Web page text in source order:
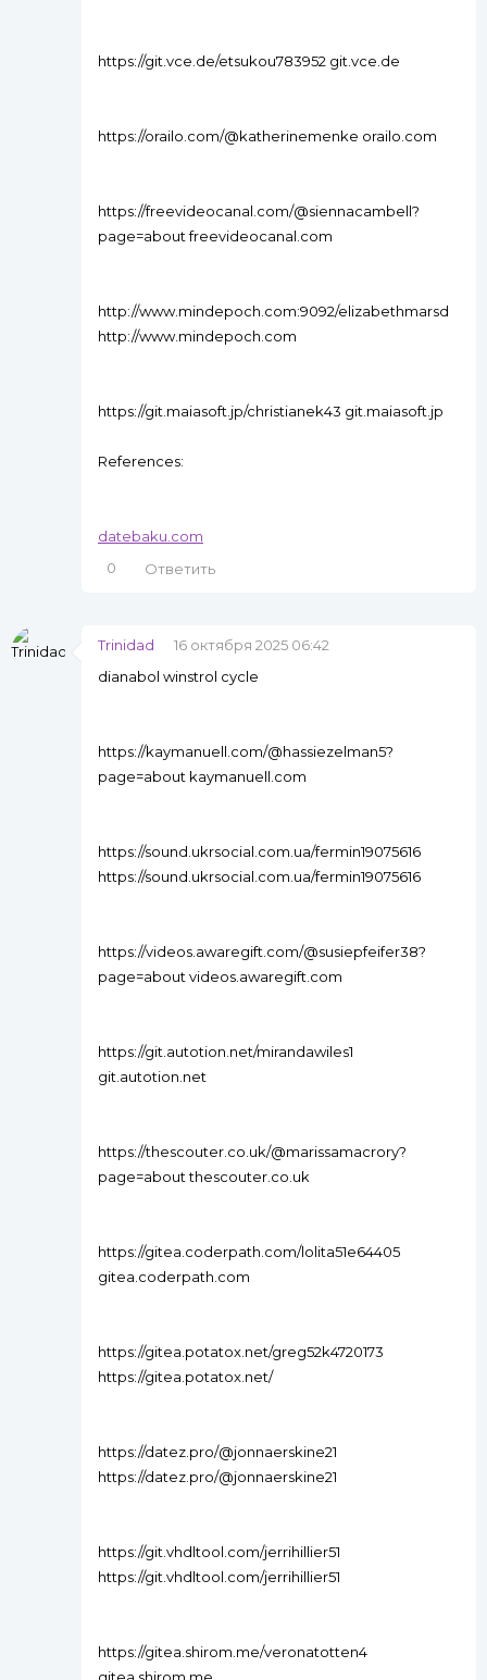
https://git.vce.de/etsukou783952 git.vce.de
https://orailo.com/@katherinemenke orailo.com
https://freevideocanal.com/@siennacambell?
page=about freevideocanal.com
http://www.mindepoch.com:9092/elizabethmarsd
http://www.mindepoch.com
https://git.maiasoft.jp/christianek43 git.maiasoft.jp
References:
datebaku.com
0
Ответить
Trinidad
16 октября 2025 06:42
dianabol winstrol cycle
https://kaymanuell.com/@hassiezelman5?
page=about kaymanuell.com
https://sound.ukrsocial.com.ua/fermin19075616
https://sound.ukrsocial.com.ua/fermin19075616
https://videos.awaregift.com/@susiepfeifer38?
page=about videos.awaregift.com
https://git.autotion.net/mirandawiles1
git.autotion.net
https://thescouter.co.uk/@marissamacrory?
page=about thescouter.co.uk
https://gitea.coderpath.com/lolita51e64405
gitea.coderpath.com
https://gitea.potatox.net/greg52k4720173
https://gitea.potatox.net/
https://datez.pro/@jonnaerskine21
https://datez.pro/@jonnaerskine21
https://git.vhdltool.com/jerrihillier51
https://git.vhdltool.com/jerrihillier51
https://gitea.shirom.me/veronatotten4